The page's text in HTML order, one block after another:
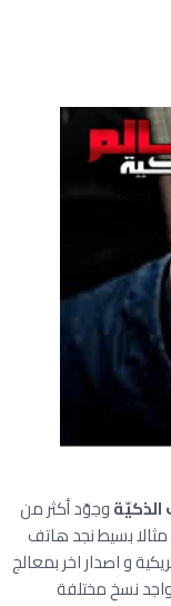
وجوّد أكثر من
مثالا بسيط نجد هاتف
و اصدار اخر بمعالج
نسخ مختلفة